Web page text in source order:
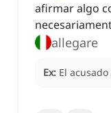
afirmar algo
allegare
Ex: El acusado